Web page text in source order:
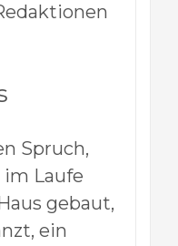
Spruch,
im Laufe
gebaut,
ein